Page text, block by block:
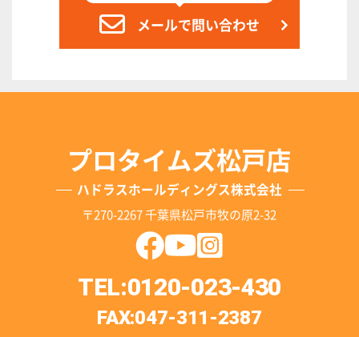
メールで問い合わせ
プロタイムズ松戸店
ハドラスホールディングス株式会社
〒270-2267 千葉県松戸市牧の原2-32
TEL:0120-023-430
FAX:047-311-2387